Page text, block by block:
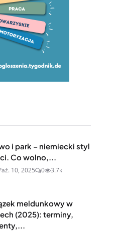
i park – niemiecki styl
Co wolno,...
10, 2025 0 3.7k
meldunkowy w
(2025): terminy,